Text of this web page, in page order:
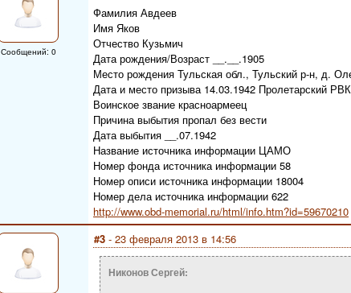
Сообщений: 0
Фамилия Авдеев
Имя Яков
Отчество Кузьмич
Дата рождения/Возраст __.__.1905
Место рождения Тульская обл., Тульский р-н, д.
Дата и место призыва 14.03.1942 Пролетарский
Воинское звание красноармеец
Причина выбытия пропал без вести
Дата выбытия __.07.1942
Название источника информации ЦАМО
Номер фонда источника информации 58
Номер описи источника информации 18004
Номер дела источника информации 622
http://www.obd-memorial.ru/html/info.htm?id=59670210
#3 - 23 февраля 2013 в 14:56
Никонов Сергей: